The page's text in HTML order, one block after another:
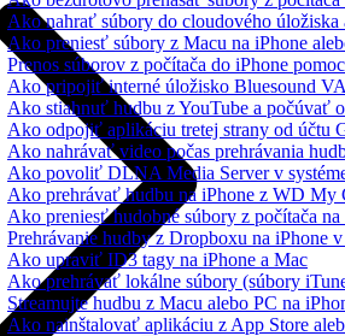
Ako nahrať súbory do cloudového
Ako preniesť súbory z Macu na iPhone
Prenos súborov z počítača do iPhone
Ako pripojiť interné úložisko Bluesound
Ako stiahnuť hudbu z YouTube a počúvať
Ako odpojiť aplikáciu tretej strany od účtu
Ako nahrávať video počas prehrávania
Ako povoliť DLNA Media Server v
Ako prehrávať hudbu na iPhone z WD My
Ako preniesť hudobné súbory z počítača
Prehrávanie hudby z Dropboxu na iPhone
Ako upraviť ID3 tagy na iPhone a Mac
Ako prehrávať lokálne súbory (súbory
Streamujte hudbu z Macu alebo PC na
Ako nainštalovať aplikáciu z App Store